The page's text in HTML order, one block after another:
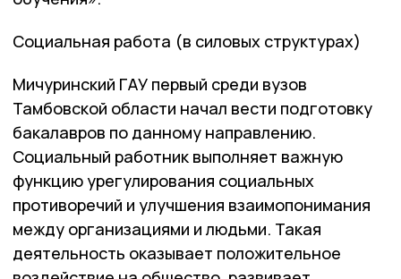
Социальная работа (в силовых структурах)
Мичуринский ГАУ первый среди вузов
Тамбовской области начал вести подготовку
бакалавров по данному направлению.
Социальный работник выполняет важную
функцию урегулирования социальных
противоречий и улучшения взаимопонимания
между организациями и людьми. Такая
деятельность оказывает положительное